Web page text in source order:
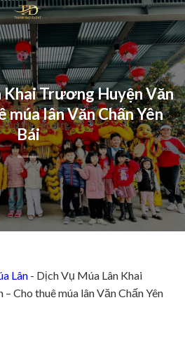
Khai Trương Huyện Văn
múa lân Văn Chấn Yên
Bái
Lân - Dịch Vụ Múa Lân Khai
Cho thuê múa lân Văn Chấn Yên